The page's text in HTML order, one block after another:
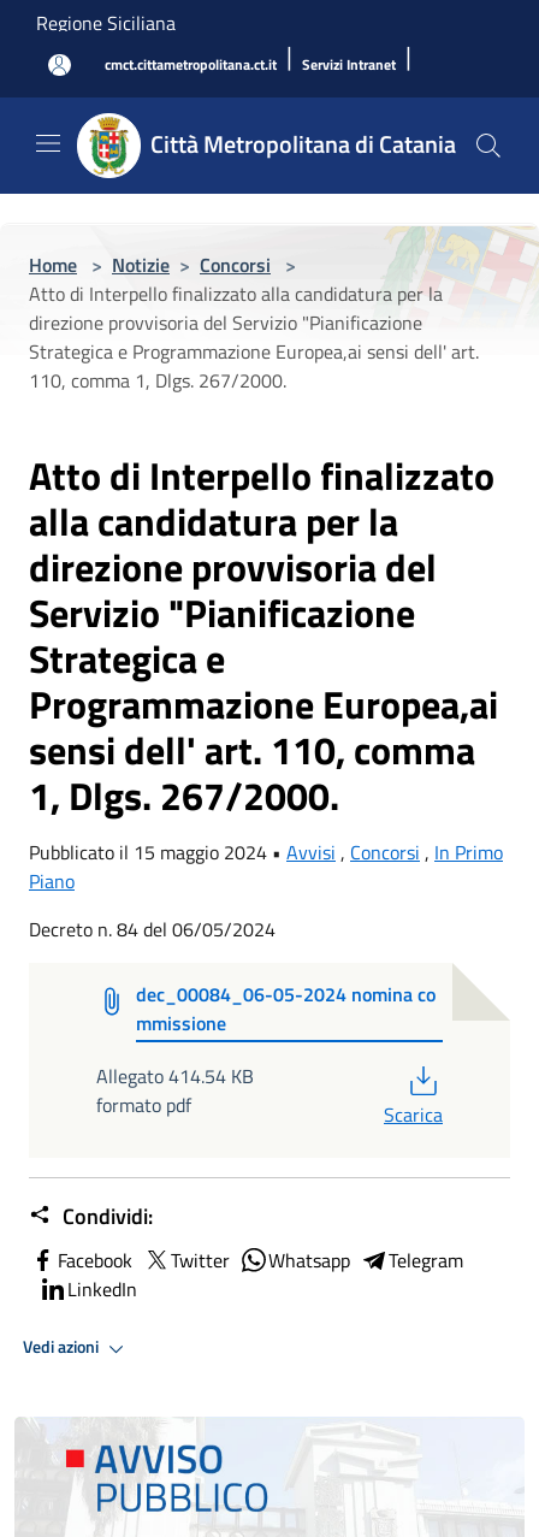
Salta al contenuto principale
Regione Siciliana
cmct.cittametropolitana.ct.it | Servizi Intranet |
Città Metropolitana di Catania
Home > Notizie > Concorsi >
Atto di Interpello finalizzato alla candidatura per la
direzione provvisoria del Servizio "Pianificazione
Strategica e Programmazione Europea,ai sensi dell' art.
110, comma 1, Dlgs. 267/2000.
Atto di Interpello finalizzato
alla candidatura per la
direzione provvisoria del
Servizio "Pianificazione
Strategica e
Programmazione Europea,ai
sensi dell' art. 110, comma
1, Dlgs. 267/2000.
Pubblicato il 15 maggio 2024 • Avvisi , Concorsi , In Primo
Piano
Decreto n. 84 del 06/05/2024
dec_00084_06-05-2024 nomina co
mmissione
Allegato 414.54 KB
formato pdf
Scarica
Condividi:
Facebook Twitter Whatsapp
Telegram
LinkedIn
Vedi azioni